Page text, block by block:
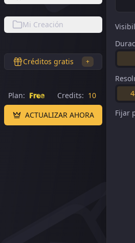
Mi Creación
Créditos gratis +
Plan: Free Credits: 10
ACTUALIZAR AHORA
Fijar